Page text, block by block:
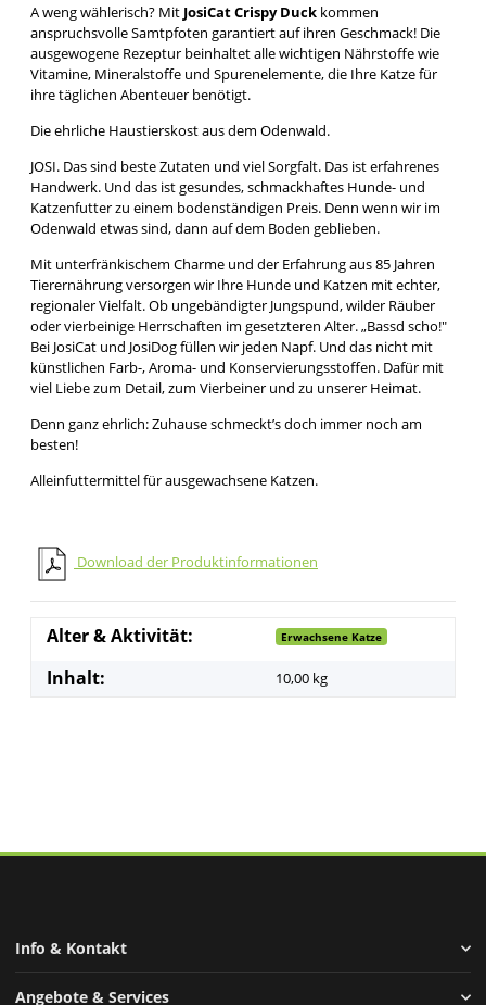
A weng wählerisch? Mit JosiCat Crispy Duck kommen
anspruchsvolle Samtpfoten garantiert auf ihren Geschmack! Die
ausgewogene Rezeptur beinhaltet alle wichtigen Nährstoffe wie
Vitamine, Mineralstoffe und Spurenelemente, die Ihre Katze für
ihre täglichen Abenteuer benötigt.
Die ehrliche Haustierskost aus dem Odenwald.
JOSI. Das sind beste Zutaten und viel Sorgfalt. Das ist erfahrenes
Handwerk. Und das ist gesundes, schmackhaftes Hunde- und
Katzenfutter zu einem bodenständigen Preis. Denn wenn wir im
Odenwald etwas sind, dann auf dem Boden geblieben.
Mit unterfränkischem Charme und der Erfahrung aus 85 Jahren
Tierernährung versorgen wir Ihre Hunde und Katzen mit echter,
regionaler Vielfalt. Ob ungebändigter Jungspund, wilder Räuber
oder vierbeinige Herrschaften im gesetzteren Alter. „Bassd scho!"
Bei JosiCat und JosiDog füllen wir jeden Napf. Und das nicht mit
künstlichen Farb-, Aroma- und Konservierungsstoffen. Dafür mit
viel Liebe zum Detail, zum Vierbeiner und zu unserer Heimat.
Denn ganz ehrlich: Zuhause schmeckt’s doch immer noch am
besten!
Alleinfuttermittel für ausgewachsene Katzen.
Download der Produktinformationen
Alter & Aktivität: Erwachsene Katze
Inhalt: 10,00 kg
Info & Kontakt
Angebote & Services